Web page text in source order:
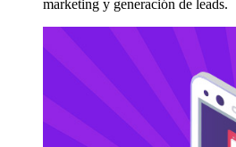
marketing y generación de leads.